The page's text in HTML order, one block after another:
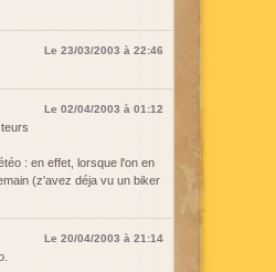
Le 23/03/2003 à 22:46
Le 02/04/2003 à 01:12
: en effet, lorsque l'on en
(z'avez déja vu un biker
Le 20/04/2003 à 21:14